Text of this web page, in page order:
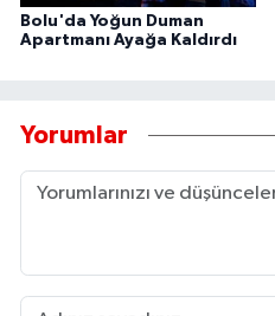
Bolu'da Yoğun Duman
Apartmanı Ayağa Kaldırdı
Yorumlar